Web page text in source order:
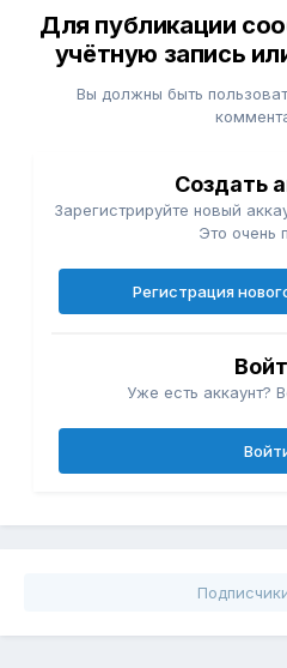
Для публикации
учётную запись
Вы должны быть
Создать
Зарегистрируйте новый
Это очень
Регистрация
Уже есть аккаунт?